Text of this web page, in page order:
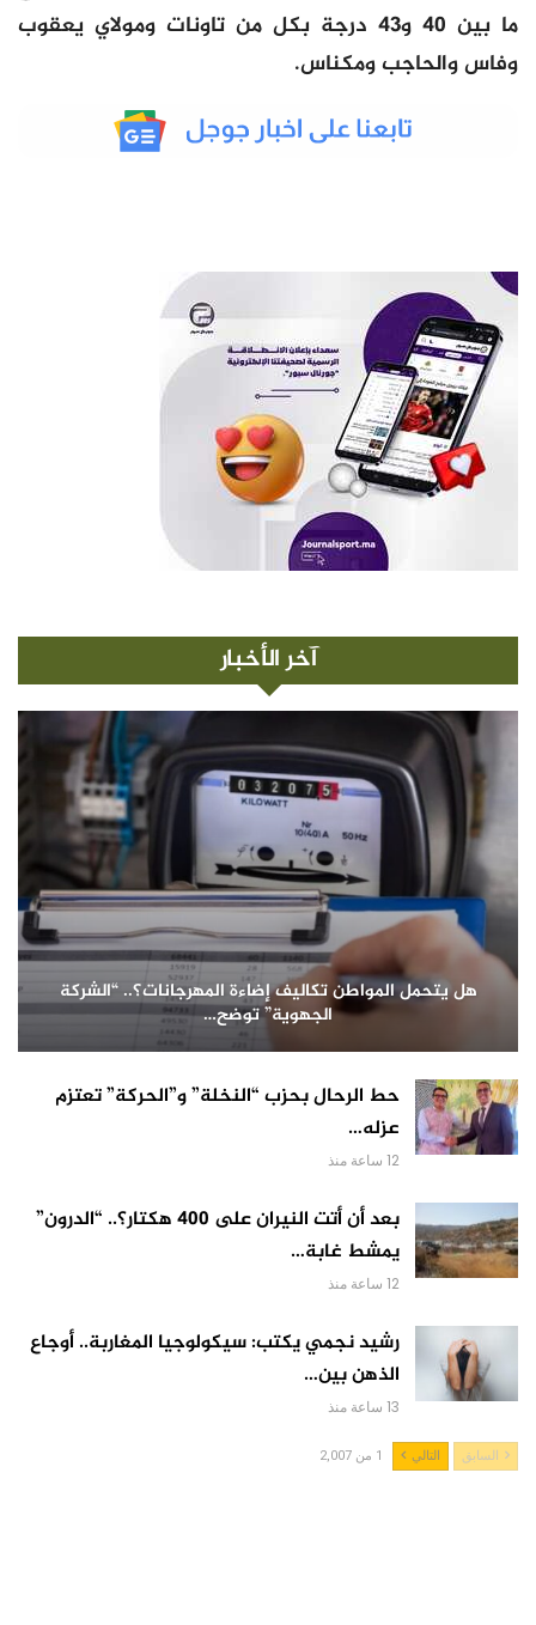
ما بين 40 و43 درجة بكل من تاونات ومولاي يعقوب
وفاس والحاجب ومكناس.
آخر الأخبار
هل يتحمل المواطن تكاليف إضاءة المهرجانات؟.. “الشركة
الجهوية” توضح…
حط الرحال بحزب “النخلة” و”الحركة” تعتزم
عزله…
12 ساعة منذ
بعد أن أتت النيران على 400 هكتار؟.. “الدرون”
يمشط غابة…
12 ساعة منذ
رشيد نجمي يكتب: سيكولوجيا المغاربة.. أوجاع
الذهن بين…
13 ساعة منذ
السابق التالي 1 من 2,007